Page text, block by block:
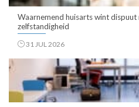
Waarnemend huisarts wint
zelfstandigheid
31 JUL 2026